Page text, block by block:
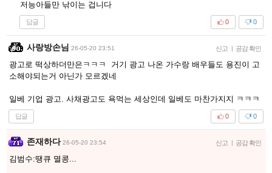
저능아들만 낚이는 겁니다
답글 0
0
사랑방손님 26-05-20 23:51 신고 | 공감 확인
광고로 떡상하더만은ㅋㅋㅋ 거기 광고 나온 가수랑 배우들도 용진이 고
소해야되는거 아닌가 모르겠네
일베 기업 광고. 사채광고도 욕먹는 세상인데 일베도 마찬가지지 ㅋㅋㅋ
답글 0
0
존재하다 26-05-20 23:54 신고 | 공감 확인
김범수:땡큐 멸콩...